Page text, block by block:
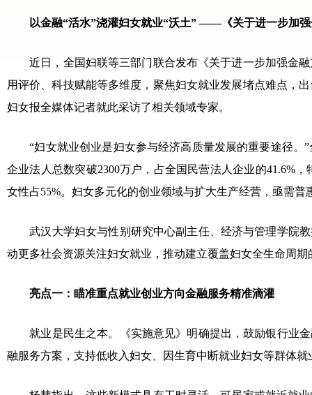
以金融“活水”浇灌妇女就业“沃土” ——《关于进一步加
近日，全国妇联等三部门联合发布《关于进一步加强金
用评价、科技赋能等多维度，聚焦妇女就业发展堵点难点，
妇女报全媒体记者就此采访了相关领域专家。
“妇女就业创业是妇女参与经济高质量发展的重要途径
企业法人总数突破2300万户，占全国民营法人企业的41.6%
女性占55%。妇女多元化的创业领域与扩大生产经营，亟需普
武汉大学妇女与性别研究中心副主任、经济与管理学院
动更多社会资源关注妇女就业，推动建立覆盖妇女全生命周期
亮点一：瞄准重点就业创业方向金融服务精准滴灌
就业是民生之本。《实施意见》明确提出，鼓励银行业
融服务方案，支持低收入妇女、因生育中断就业妇女等群体就